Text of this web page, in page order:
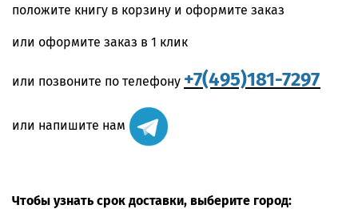
положите книгу в корзину и оформите заказ
или оформите заказ в 1 клик
или позвоните по телефону +7(495)181-7297
или напишите нам
Чтобы узнать срок доставки, выберите город: